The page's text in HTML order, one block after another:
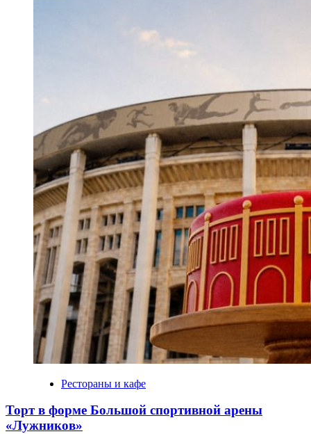
Рестораны и кафе
Торт в форме Большой спортивной арены
«Лужников»